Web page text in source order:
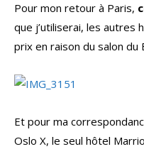
Pour mon retour à Paris,
que j’utiliserai, les autres
prix en raison du salon du
Et pour ma
Oslo X, le seul hôtel